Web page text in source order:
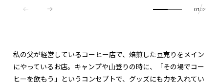
0102
私の父が経営しているコーヒー店で、焙煎した豆売りをメイン
にやっているお店。キャンプや山登りの時に、「その場でコー
ヒーを飲もう」というコンセプトで、グッズにも力を入れてい